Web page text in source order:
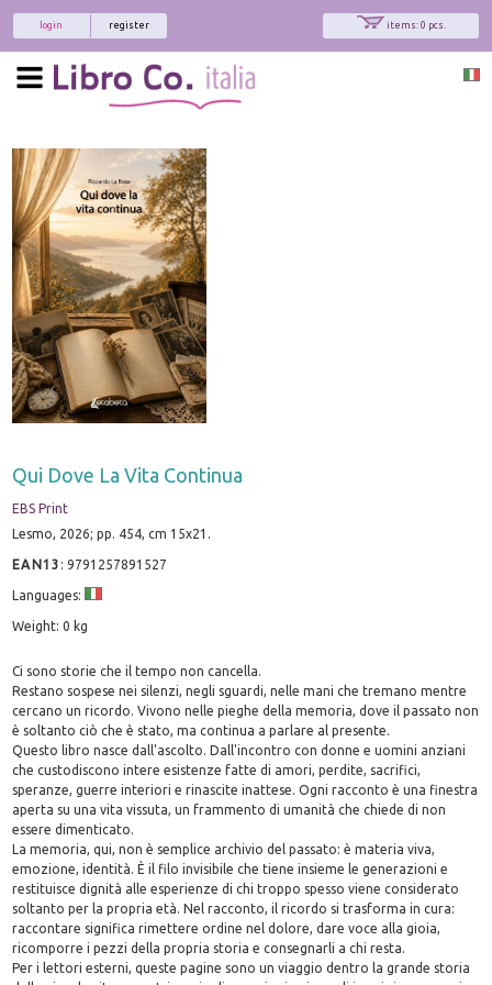
items: 0 pcs.
register
login
Qui Dove La Vita Continua
EBS Print
Lesmo, 2026; pp. 454, cm 15x21.
EAN13 :9791257891527
Languages:
Weight: 0 kg
Ci sono storie che il tempo non cancella.
Restano sospese nei silenzi, negli sguardi, nelle mani che tremano mentre
cercano un ricordo. Vivono nelle pieghe della memoria, dove il passato non
è soltanto ciò che è stato, ma continua a parlare al presente.
Questo libro nasce dall'ascolto. Dall'incontro con donne e uomini anziani
che custodiscono intere esistenze fatte di amori, perdite, sacrifici,
speranze, guerre interiori e rinascite inattese. Ogni racconto è una finestra
aperta su una vita vissuta, un frammento di umanità che chiede di non
essere dimenticato.
La memoria, qui, non è semplice archivio del passato: è materia viva,
emozione, identità. È il filo invisibile che tiene insieme le generazioni e
restituisce dignità alle esperienze di chi troppo spesso viene considerato
soltanto per la propria età. Nel racconto, il ricordo si trasforma in cura:
raccontare significa rimettere ordine nel dolore, dare voce alla gioia,
ricomporre i pezzi della propria storia e consegnarli a chi resta.
Per i lettori esterni, queste pagine sono un viaggio dentro la grande storia